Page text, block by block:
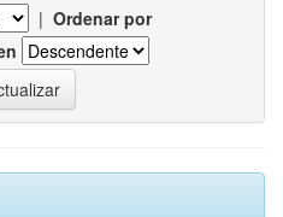
| Ordenar por